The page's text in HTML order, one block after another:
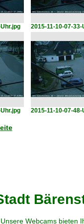
2015-11-10-07-33-
2015-11-10-07-48-
Webcams